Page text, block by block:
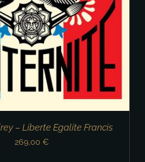
– Liberte Egalite Francis
269,00 €